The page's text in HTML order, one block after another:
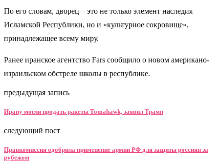
По его словам, дворец – это не только элемент наследия
Исламской Республики, но и «культурное сокровище»,
принадлежащее всему миру.
Ранее иранское агентство Fars сообщило о новом американо-
израильском обстреле школы в республике.
предыдущая запись
Ирану могли продать ракеты Tomahawk, заявил Трамп
следующий пост
Правкомиссия одобрила применение армии РФ для защиты россиян за
рубежом